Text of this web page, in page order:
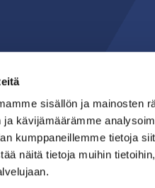
sisällön ja mainosten
kävijämäärämme
kumppaneillemme tietoja
näitä tietoja muihin